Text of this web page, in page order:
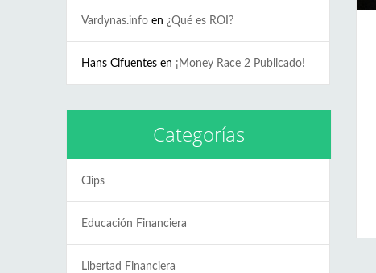
Vardynas.info en ¿Qué es ROI?
Hans Cifuentes en ¡Money Race 2 Publicado!
Categorías
Clips
Educación Financiera
Libertad Financiera